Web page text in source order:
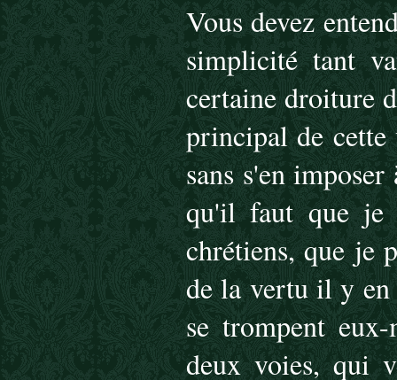
Vous devez
simplicité tant
certaine droiture
principal de
sans s'en
qu'il faut que je
chrétiens, que je
de la vertu il y en
se trompent
deux voies, qui